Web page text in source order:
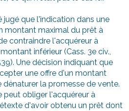
jugé que l'indication dans une
montant maximal du prêt à
contraindre l'acquéreur à
inférieur (Cass. 3e civ.,
). Une décision indiquant que
une offre d'un montant
dénaturer la promesse de vente.
peut obliger l'acquéreur à
d'avoir obtenu un prêt dont